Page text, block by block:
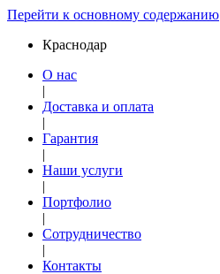
Перейти к основному содержанию
Краснодар
О нас
|
Доставка и оплата
|
Гарантия
|
Наши услуги
|
Портфолио
|
Сотрудничество
|
Контакты